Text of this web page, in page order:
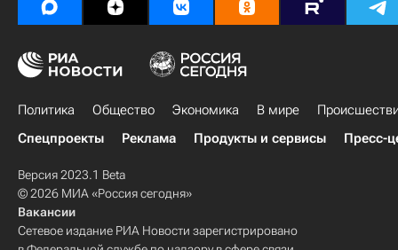
Политика Общество Экономика В мире
Спецпроекты
Реклама Продукты и сервисы Пресс-
Версия 2023.1 Beta
© 2026 МИА «Россия сегодня»
Вакансии
Сетевое издание РИА Новости зарегистрировано